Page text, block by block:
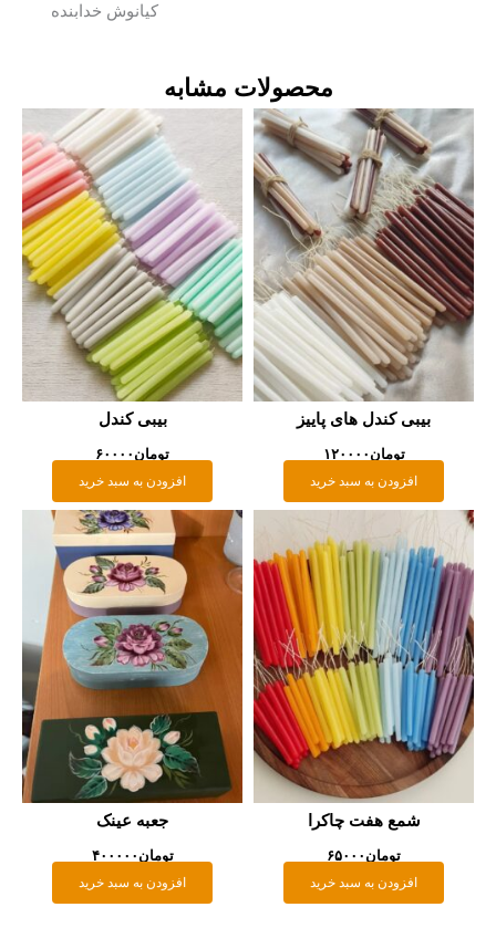
کیانوش خدابنده
محصولات مشابه
بیبی کندل های پاییز
تومان۱۲۰۰۰۰
افزودن به سبد خرید
بیبی کندل
تومان۶۰۰۰۰
افزودن به سبد خرید
شمع هفت چاکرا
تومان۶۵۰۰۰
افزودن به سبد خرید
جعبه عینک
تومان۴۰۰۰۰۰
افزودن به سبد خرید